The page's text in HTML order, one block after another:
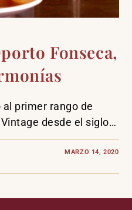
Fonseca,
primer rango de
desde el siglo…
MARZO 14, 2020